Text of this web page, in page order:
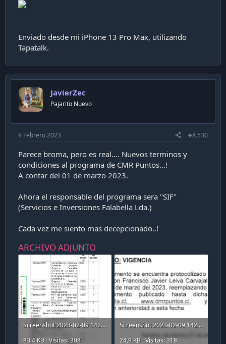
Enviado desde mi iPhone 13 Pro Max, utilizando
Tapatalk.
JavierZec
Pajarito Nuevo
9 Febrero 2023 #8.530
Parece broma, pero es real.... Nuevos terminos y
condiciones al programa de CMR Puntos...!
A contar del 01 de marzo 2023.
Ahora el responsable del programa sera "SIF"
(Servicios e Inversiones Falabella Lda.)
Cada vez me siento mas decepcionado..!
ARCHIVO ADJUNTO
Screenshot 2023-02-09 142310.png
83,4 KB · Visitas: 308
Screenshot 2023-02-09 142353.png
24,9 KB · Visitas: 318